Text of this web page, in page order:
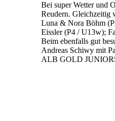
Bei super Wetter und
Reudern. Gleichzeitig
Luna & Nora Böhm
Eissler (P4 / U13w);
Beim ebenfalls gut
Andreas Schiwy mit
ALB GOLD